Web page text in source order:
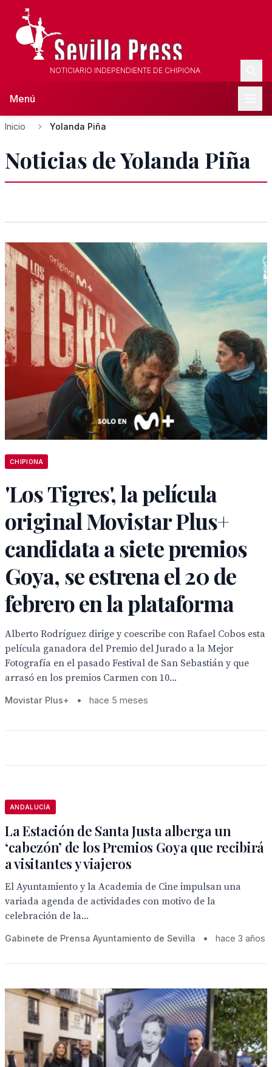
NOTICIARIO INDEPENDIENTE DE CHIPIONA
Menú
Inicio Yolanda Piña
Noticias de Yolanda Piña
CHIPIONA
'Los Tigres', la película
original Movistar Plus+
candidata a siete premios
Goya, se estrena el 20 de
febrero en la plataforma
Alberto Rodríguez dirige y coescribe con Rafael Cobos esta
película ganadora del Premio del Jurado a la Mejor
Fotografía en el pasado Festival de San Sebastián y que
arrasó en los premios Carmen con 10...
Movistar Plus+ • hace 5 meses
ANDALUCÍA
La Estación de Santa Justa alberga un
‘cabezón’ de los Premios Goya que recibirá
a visitantes y viajeros
El Ayuntamiento y la Academia de Cine impulsan una
variada agenda de actividades con motivo de la
celebración de la...
Gabinete de Prensa Ayuntamiento de Sevilla • hace 3 años